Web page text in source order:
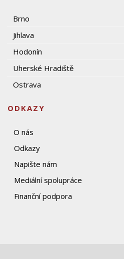
Brno
Jihlava
Hodonín
Uherské Hradiště
Ostrava
ODKAZY
O nás
Odkazy
Napište nám
Mediální spolupráce
Finanční podpora